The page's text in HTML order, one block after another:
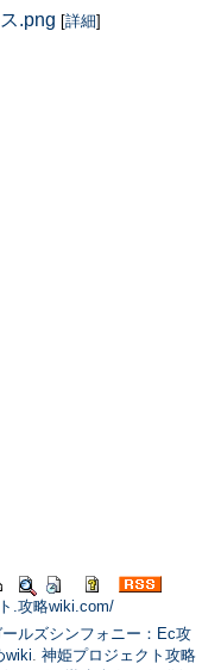
.png [詳細]
.攻略wiki.com/
ールズシンフォニー：Ec攻
wiki. 神姫プロジェクト攻略